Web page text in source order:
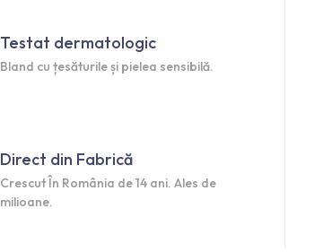
Testat dermatologic
Bland cu țesăturile și pielea sensibilă.
Direct din Fabrică
Crescut În România de 14 ani. Ales de
milioane.